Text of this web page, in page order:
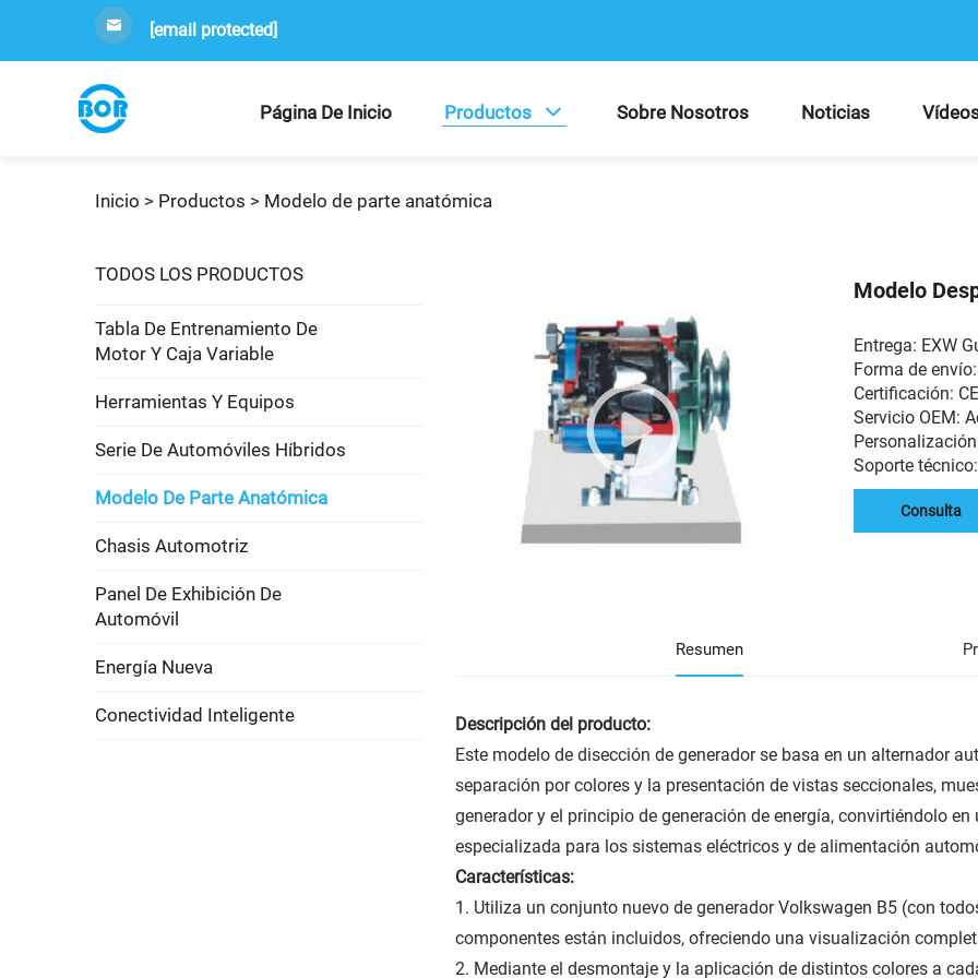
[email protected]
Página De Inicio Productos Sobre Nosotros Noticias
Inicio > Productos > Modelo de parte anatómica
TODOS LOS PRODUCTOS
Tabla De Entrenamiento De
Motor Y Caja Variable
Herramientas Y Equipos
Serie De Automóviles Híbridos
Modelo De Parte Anatómica
Chasis Automotriz
Panel De Exhibición De
Automóvil
Energía Nueva
Conectividad Inteligente
Modelo
Entrega: EXW
Forma de
Certificación:
Servicio OEM:
Soporte
Consulta
Resumen
Descripción del producto:
Este modelo de disección de generador se basa en un alternador
separación por colores y la presentación de vistas seccionales,
generador y el principio de generación de energía, convirtiéndolo
especializada para los sistemas eléctricos y de alimentación
Características:
1. Utiliza un conjunto nuevo de generador Volkswagen B5 (con
componentes están incluidos, ofreciendo una visualización
2. Mediante el desmontaje y la aplicación de distintos colores a